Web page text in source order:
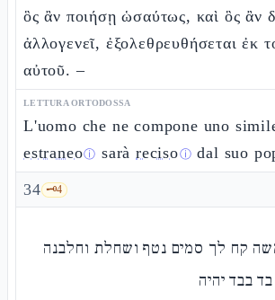
ὃς ἂν ποιήσῃ ὡσαύτως, καὶ ὃς ἂν
ἀλλογενεῖ, ἐξολεθρευθήσεται ἐκ
αὐτοῦ. –
LETTURA ORTODOSSA
L'uomo che ne compone uno
estraneoⓘ saràrecisoⓘ dal suo
34 🗝️4
קח לך סמים נטף ושחלת וחלבנה
בבד יהיה